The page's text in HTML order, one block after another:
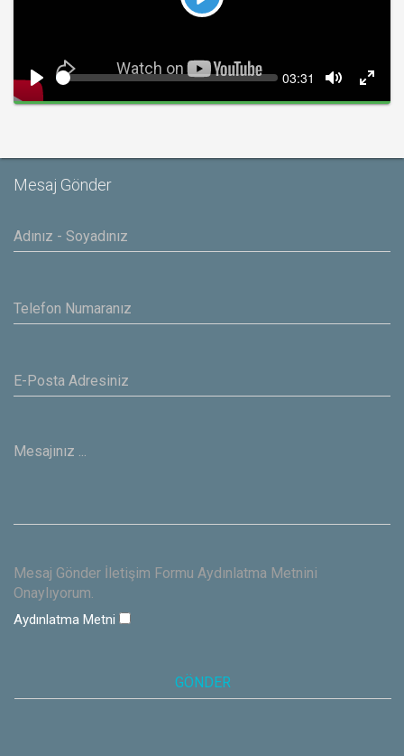
Play
Play
Seek Current
03:31
Mute
Mesaj Gönder
Mesaj Gönder İletişim Formu Aydınlatma Metnini
Onaylıyorum.
Aydınlatma Metni